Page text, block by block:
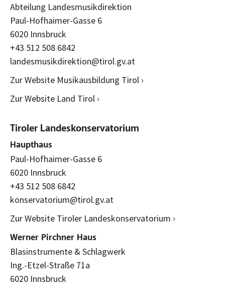
Abteilung Landesmusikdirektion
Paul-Hofhaimer-Gasse 6
6020 Innsbruck
+43 512 508 6842
landesmusikdirektion@tirol.gv.at
Zur Website Musikausbildung Tirol ›
Zur Website Land Tirol ›
Tiroler Landeskonservatorium
Haupthaus
Paul-Hofhaimer-Gasse 6
6020 Innsbruck
+43 512 508 6842
konservatorium@tirol.gv.at
Zur Website Tiroler Landeskonservatorium ›
Werner Pirchner Haus
Blasinstrumente & Schlagwerk
Ing.-Etzel-Straße 71a
6020 Innsbruck